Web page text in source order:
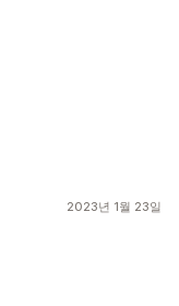
2023년 1월 23일